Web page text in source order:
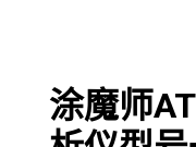
涂魔师